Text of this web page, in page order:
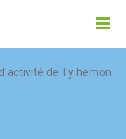
de Ty hémon